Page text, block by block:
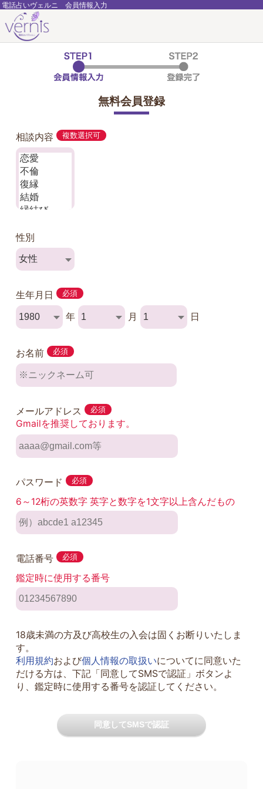
電話占いヴェルニ 会員情報入力
無料会員登録
相談内容 複数選択可
性別
生年月日 必須
年 月 日
お名前 必須
メールアドレス 必須
Gmailを推奨しております。
パスワード 必須
6～12桁の英数字 英字と数字を1文字以上含んだもの
電話番号 必須
鑑定時に使用する番号
18歳未満の方及び高校生の入会は固くお断りいたしま
す。
利用規約および個人情報の取扱いについてに同意いた
だける方は、下記「同意してSMSで認証」ボタンよ
り、鑑定時に使用する番号を認証してください。
同意してSMSで認証